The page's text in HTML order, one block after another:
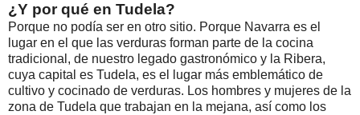
¿Y por qué en Tudela?
Porque no podía ser en otro sitio. Porque Navarra es el
lugar en el que las verduras forman parte de la cocina
tradicional, de nuestro legado gastronómico y la Ribera,
cuya capital es Tudela, es el lugar más emblemático de
cultivo y cocinado de verduras. Los hombres y mujeres de la
zona de Tudela que trabajan en la mejana, así como los